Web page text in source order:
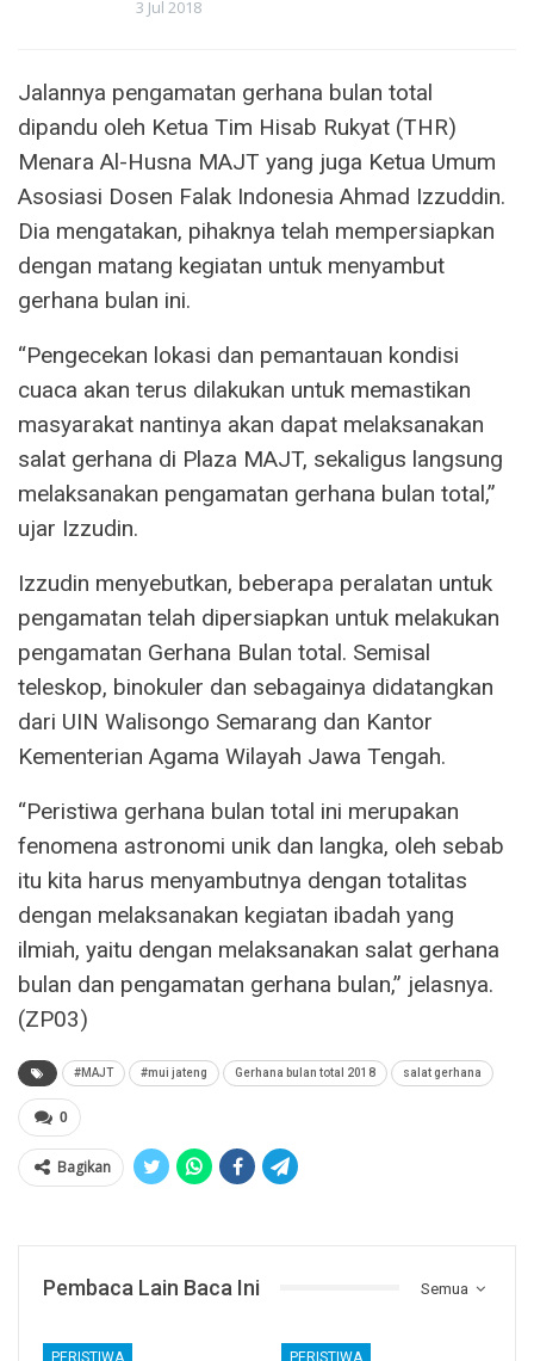
3 Jul 2018
Jalannya pengamatan gerhana bulan total
dipandu oleh Ketua Tim Hisab Rukyat (THR)
Menara Al-Husna MAJT yang juga Ketua Umum
Asosiasi Dosen Falak Indonesia Ahmad Izzuddin.
Dia mengatakan, pihaknya telah mempersiapkan
dengan matang kegiatan untuk menyambut
gerhana bulan ini.
“Pengecekan lokasi dan pemantauan kondisi
cuaca akan terus dilakukan untuk memastikan
masyarakat nantinya akan dapat melaksanakan
salat gerhana di Plaza MAJT, sekaligus langsung
melaksanakan pengamatan gerhana bulan total,”
ujar Izzudin.
Izzudin menyebutkan, beberapa peralatan untuk
pengamatan telah dipersiapkan untuk melakukan
pengamatan Gerhana Bulan total. Semisal
teleskop, binokuler dan sebagainya didatangkan
dari UIN Walisongo Semarang dan Kantor
Kementerian Agama Wilayah Jawa Tengah.
“Peristiwa gerhana bulan total ini merupakan
fenomena astronomi unik dan langka, oleh sebab
itu kita harus menyambutnya dengan totalitas
dengan melaksanakan kegiatan ibadah yang
ilmiah, yaitu dengan melaksanakan salat gerhana
bulan dan pengamatan gerhana bulan,” jelasnya.
(ZP03)
#MAJT #mui jateng Gerhana bulan total 2018 salat gerhana
0
Bagikan
Semua
Pembaca Lain Baca Ini
PERISTIWA PERISTIWA